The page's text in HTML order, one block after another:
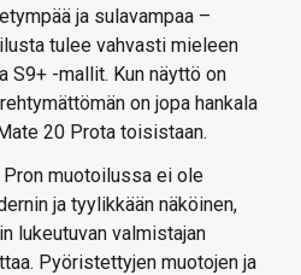
ja sulavampaa –
tulee vahvasti mieleen
S9+ -mallit. Kun näyttö on
on jopa hankala
20 Prota toisistaan.
muotoilussa ei ole
ja tyylikkään näköinen,
lukeutuvan valmistajan
Pyöristettyjen muotojen ja